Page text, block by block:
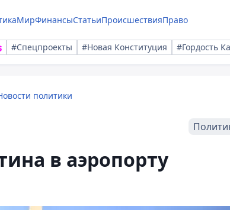
МирФинансыСтатьиПроисшествияПраво
#Спецпроекты #Новая Конституция #Гордость
политики
в аэропорту